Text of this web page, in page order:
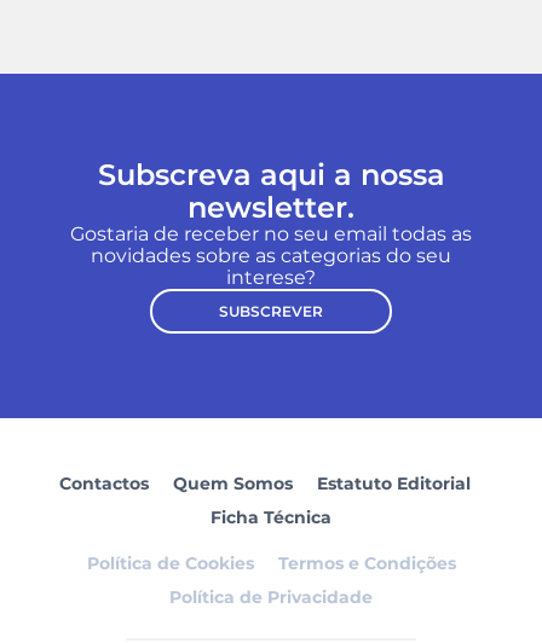
Subscreva aqui a nossa
newsletter.
Gostaria de receber no seu email todas as
novidades sobre as categorias do seu
interese?
SUBSCREVER
Contactos Quem Somos
Estatuto Editorial
Ficha Técnica
Política de Cookies
Termos e Condições
Política de Privacidade